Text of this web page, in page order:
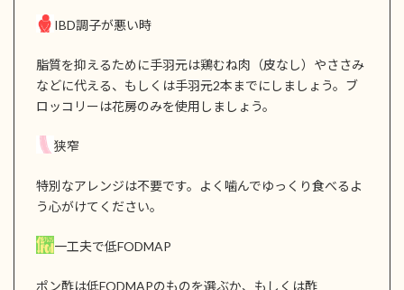
IBD調子が悪い時
脂質を抑えるために手羽元は鶏むね肉（皮なし）やささみ
などに代える、もしくは手羽元2本までにしましょう。ブ
ロッコリーは花房のみを使用しましょう。
狭窄
特別なアレンジは不要です。よく噛んでゆっくり食べるよ
う心がけてください。
一工夫で低FODMAP
ポン酢は低FODMAPのものを選ぶか、もしくは酢